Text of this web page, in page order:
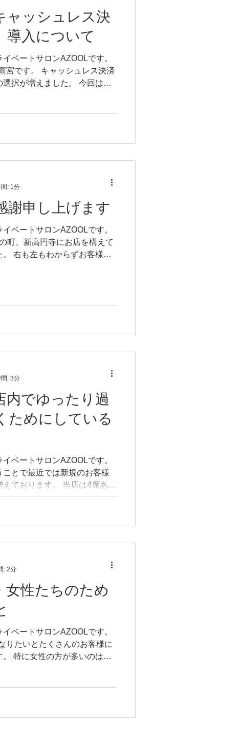
ャッシュレス決
導入について
ベートサロンAZOOLです。
宮です。 キャッシュレス決済
択が増えました。 今回は
謝申し上げます
ベートサロンAZOOLです。
町、新高円寺にお店を構えて
右も左もわからずお客様に
: 1分
内でゆったり過
ためにしている
ベートサロンAZOOLです。
とで最近では新規のお客様
ております。 当店は4席ある
なります。 広い空間でゆった
用意しているものがござい
: 3分
女性たちのため
ベートサロンAZOOLです。
りたいとたくさんのお客様に
特に女性の方が多いのは美
: 2分